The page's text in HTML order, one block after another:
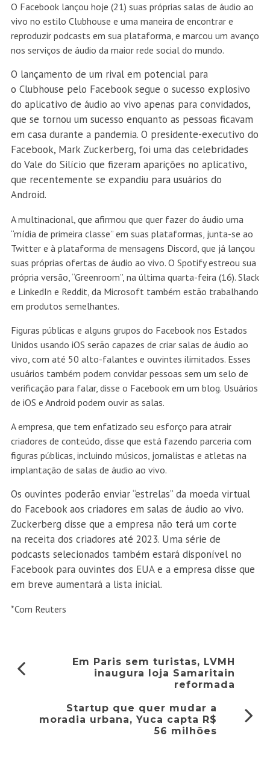
O Facebook lançou hoje (21) suas próprias salas de áudio ao
vivo no estilo Clubhouse e uma maneira de encontrar e
reproduzir podcasts em sua plataforma, e marcou um avanço
nos serviços de áudio da maior rede social do mundo.
O lançamento de um rival em potencial para
o Clubhouse pelo Facebook segue o sucesso explosivo
do aplicativo de áudio ao vivo apenas para convidados,
que se tornou um sucesso enquanto as pessoas ficavam
em casa durante a pandemia. O presidente-executivo do
Facebook, Mark Zuckerberg, foi uma das celebridades
do Vale do Silício que fizeram aparições no aplicativo,
que recentemente se expandiu para usuários do
Android.
A multinacional, que afirmou que quer fazer do áudio uma
“mídia de primeira classe” em suas plataformas, junta-se ao
Twitter e à plataforma de mensagens Discord, que já lançou
suas próprias ofertas de áudio ao vivo. O Spotify estreou sua
própria versão, “Greenroom”, na última quarta-feira (16). Slack
e LinkedIn e Reddit, da Microsoft também estão trabalhando
em produtos semelhantes.
Figuras públicas e alguns grupos do Facebook nos Estados
Unidos usando iOS serão capazes de criar salas de áudio ao
vivo, com até 50 alto-falantes e ouvintes ilimitados. Esses
usuários também podem convidar pessoas sem um selo de
verificação para falar, disse o Facebook em um blog. Usuários
de iOS e Android podem ouvir as salas.
A empresa, que tem enfatizado seu esforço para atrair
criadores de conteúdo, disse que está fazendo parceria com
figuras públicas, incluindo músicos, jornalistas e atletas na
implantação de salas de áudio ao vivo.
Os ouvintes poderão enviar “estrelas” da moeda virtual
do Facebook aos criadores em salas de áudio ao vivo.
Zuckerberg disse que a empresa não terá um corte
na receita dos criadores até 2023. Uma série de
podcasts selecionados também estará disponível no
Facebook para ouvintes dos EUA e a empresa disse que
em breve aumentará a lista inicial.
*Com Reuters
Em Paris sem turistas, LVMH
inaugura loja Samaritain
reformada
Startup que quer mudar a
moradia urbana, Yuca capta R$
56 milhões